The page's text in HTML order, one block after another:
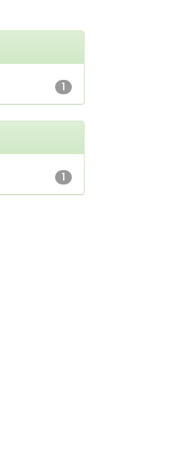
1
1